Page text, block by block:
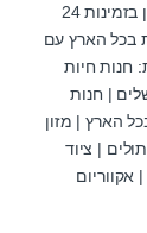
זוחלים. ממש חנות חיות און ליין בזמינות 24
בכל הארץ עם
חנות חיות
| חנות
הארץ | מזון
| ציוד
אקווריום